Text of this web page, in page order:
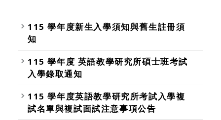
115 學年度新生入學須知與舊生註冊須
知
115 學年度 英語教學研究所碩士班考試
入學錄取通知
115 學年度英語教學研究所考試入學複
試名單與複試面試注意事項公告